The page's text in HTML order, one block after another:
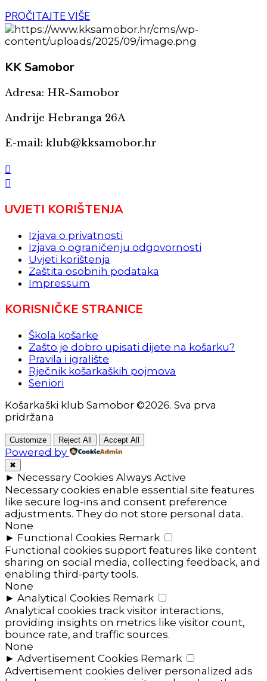
PROČITAJTE VIŠE
KKSamobor
Adresa: HR-Samobor
Andrije Hebranga 26A
E-mail: klub@kksamobor.hr
UVJETI KORIŠTENJA
Izjava o privatnosti
Izjava o ograničenju odgovornosti
Uvjeti korištenja
Zaštita osobnih podataka
Impressum
KORISNIČKE STRANICE
Škola košarke
Zašto je dobro upisati dijete na košarku?
Pravila i igralište
Rječnik košarkaških pojmova
Seniori
Košarkaški klub Samobor ©2026. Sva prva
pridržana
Customize Reject All Accept All
Powered by
✖
► Necessary Cookies Always Active
Necessary cookies enable essential site features
like secure log-ins and consent preference
adjustments. They do not store personal data.
None
► Functional Cookies Remark
Functional cookies support features like content
sharing on social media, collecting feedback, and
enabling third-party tools.
None
► Analytical Cookies Remark
Analytical cookies track visitor interactions,
providing insights on metrics like visitor count,
bounce rate, and traffic sources.
None
► Advertisement Cookies Remark
Advertisement cookies deliver personalized ads